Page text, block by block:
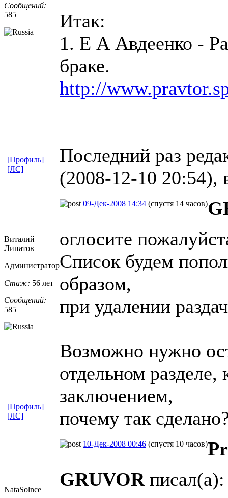
Сообщений:
585
Итак:
1. Е А Авдеенко -
браке.
http://
Последний раз
(2008-12-10 20:54),
[Профиль]
[ЛС]
Виталий
Липатов
Администратор
Стаж: 56 лет
Сообщений:
585
09-Дек-2008 14:34 (спустя 14 часов)
оглосите
Список будем
образом,
при удалении
Возможно нужно
отдельном
заключением,
почему так
[Профиль]
[ЛС]
NataSolnce
10-Дек-2008 00:46 (спустя 10 часов)
GRUVORписал(а):